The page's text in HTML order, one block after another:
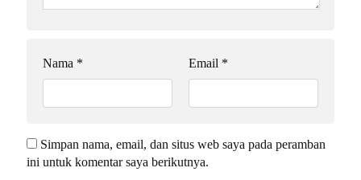
Nama * Email *
Simpan nama, email, dan situs web saya pada peramban
ini untuk komentar saya berikutnya.